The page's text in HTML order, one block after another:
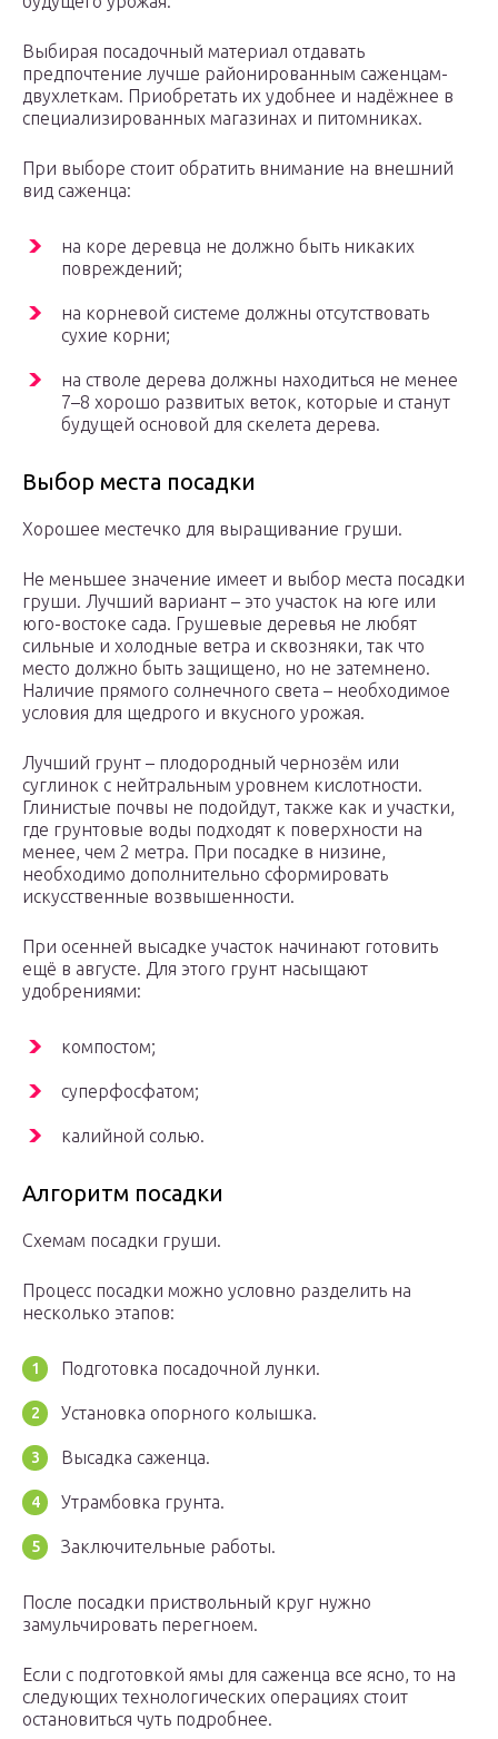
Выбирая посадочный материал отдавать
предпочтение лучше районированным саженцам-
двухлеткам. Приобретать их удобнее и надёжнее в
специализированных магазинах и питомниках.
При выборе стоит обратить внимание на внешний
вид саженца:
на коре деревца не должно быть никаких
повреждений;
на корневой системе должны отсутствовать
сухие корни;
на стволе дерева должны находиться не менее
7–8 хорошо развитых веток, которые и станут
будущей основой для скелета дерева.
Выбор места посадки
Хорошее местечко для выращивание груши.
Не меньшее значение имеет и выбор места посадки
груши. Лучший вариант – это участок на юге или
юго-востоке сада. Грушевые деревья не любят
сильные и холодные ветра и сквозняки, так что
место должно быть защищено, но не затемнено.
Наличие прямого солнечного света – необходимое
условия для щедрого и вкусного урожая.
Лучший грунт – плодородный чернозём или
суглинок с нейтральным уровнем кислотности.
Глинистые почвы не подойдут, также как и участки,
где грунтовые воды подходят к поверхности на
менее, чем 2 метра. При посадке в низине,
необходимо дополнительно сформировать
искусственные возвышенности.
При осенней высадке участок начинают готовить
ещё в августе. Для этого грунт насыщают
удобрениями:
компостом;
суперфосфатом;
калийной солью.
Алгоритм посадки
Схемам посадки груши.
Процесс посадки можно условно разделить на
несколько этапов:
Подготовка посадочной лунки.
Установка опорного колышка.
Высадка саженца.
Утрамбовка грунта.
Заключительные работы.
После посадки приствольный круг нужно
замульчировать перегноем.
Если с подготовкой ямы для саженца все ясно, то на
следующих технологических операциях стоит
остановиться чуть подробнее.